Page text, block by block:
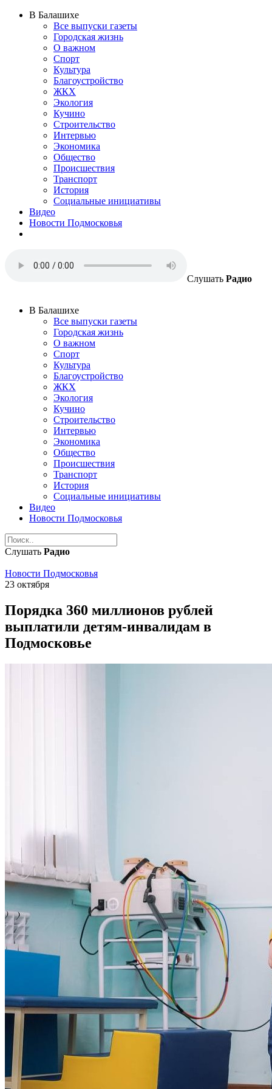
В Балашихе
Все выпуски газеты
Городская жизнь
О важном
Спорт
Культура
Благоустройство
ЖКХ
Экология
Кучино
Строительство
Интервью
Экономика
Общество
Происшествия
Транспорт
История
Социальные инициативы
Видео
Новости Подмосковья
Слушать Радио
В Балашихе
Все выпуски газеты
Городская жизнь
О важном
Спорт
Культура
Благоустройство
ЖКХ
Экология
Кучино
Строительство
Интервью
Экономика
Общество
Происшествия
Транспорт
История
Социальные инициативы
Видео
Новости Подмосковья
Слушать Радио
Новости Подмосковья
23 октября
Порядка 360 миллионов рублей
выплатили детям-инвалидам в
Подмосковье